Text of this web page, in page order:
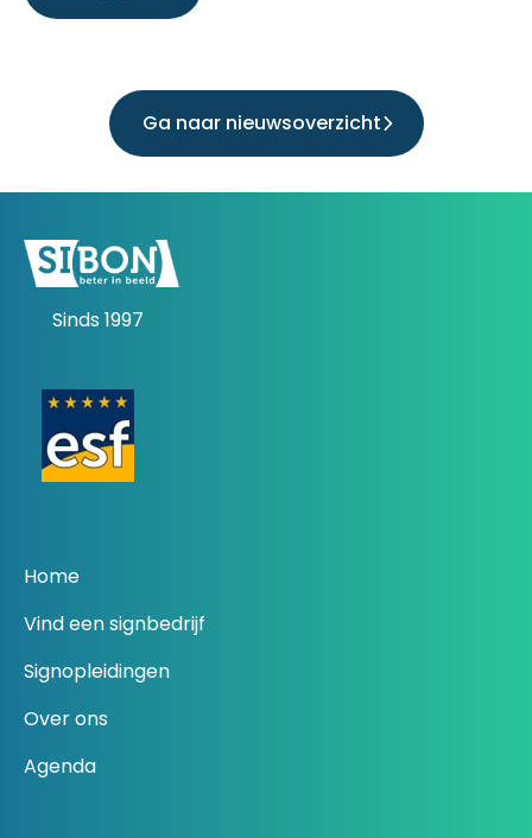
Ga naar nieuwsoverzicht
Sinds 1997
Home
Vind een signbedrijf
Signopleidingen
Over ons
Agenda